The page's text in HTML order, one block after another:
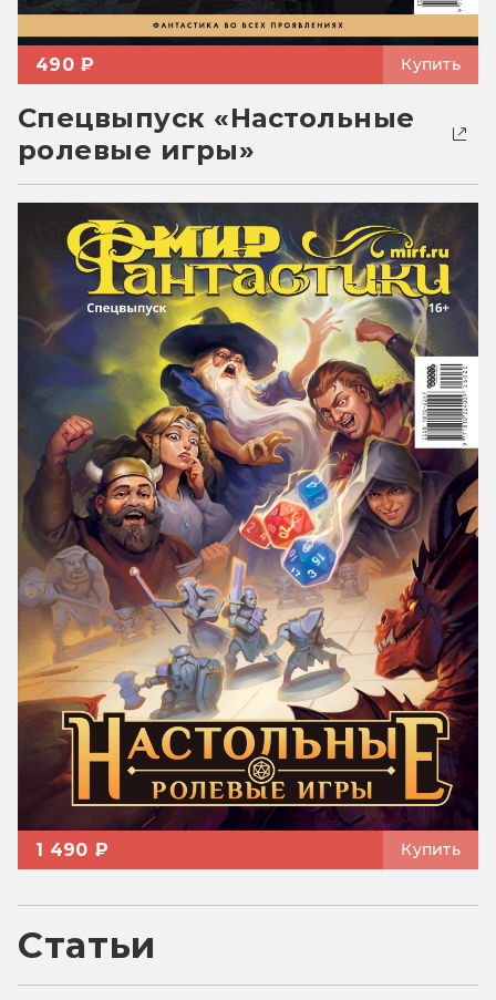
490 ₽ Купить
Спецвыпуск «Настольные
ролевые игры»
1 490 ₽ Купить
Статьи